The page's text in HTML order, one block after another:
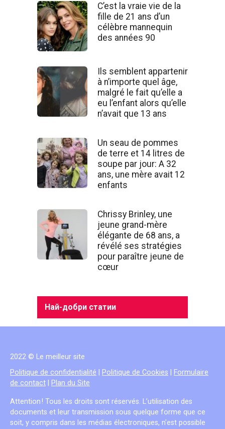
C’est la vraie vie de la
fille de 21 ans d’un
célèbre mannequin
des années 90
Ils semblent appartenir
à n’importe quel âge,
malgré le fait qu’elle a
eu l’enfant alors qu’elle
n’avait que 13 ans
Un seau de pommes
de terre et 14 litres de
soupe par jour: A 32
ans, une mère avait 12
enfants
Chrissy Brinley, une
jeune grand-mère
élégante de 68 ans, a
révélé ses stratégies
pour paraître jeune de
cœur
Най-добри статии
2022 © Le meilleur site
Politique de confidentialité
Politique de Cookies
Formulaire
de contact
Plan du Site
Attention ! Tous les droits sont réservés. L’utilisation des
documents et leur transmission sous quelque forme que ce
soit, y compris dans les médias électroniques, n'est possible